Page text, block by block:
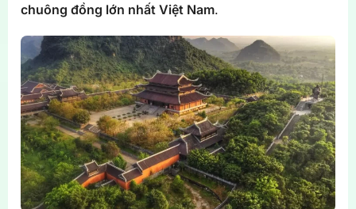
chuông đồng lớn nhất Việt Nam.